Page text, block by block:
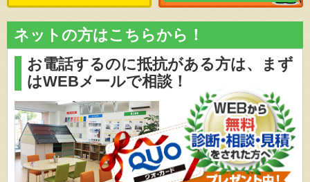
ネットの方はこちらから！
お電話するのに抵抗がある方は、
まず
はWEBメールで相談！